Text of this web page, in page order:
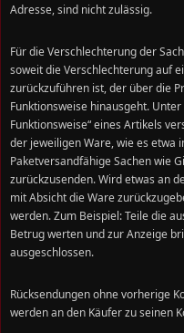
Adresse, sind nicht zulässig.
Für die Verschlechterung der
soweit die Verschlechterung auf
zurückzuführen ist, der über die
Funktionsweise hinausgeht.
Funktionsweise“ eines Artikels
der jeweiligen Ware, wie es etwa
Paketversandfähige Sachen wie
zurückzusenden. Wird etwas an
mit Absicht die Ware
werden. Zum Beispiel: Teile die
Betrug werten und zur Anzeige
ausgeschlossen.
Rücksendungen ohne vorherige
werden an den Käufer zu seinen